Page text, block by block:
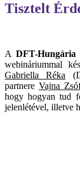
Tisztelt
A DFT-Hungária
webináriummal
Gabriella Réka
partnere Vajna
hogy hogyan tud
jelenlétével, illetve